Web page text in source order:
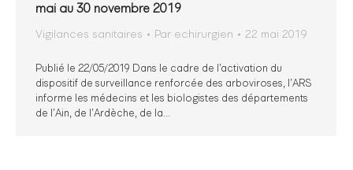
mai au 30 novembre 2019
Vigilances sanitaires Par echirurgien 22 mai 2019
Publié le 22/05/2019 Dans le cadre de l’activation du
dispositif de surveillance renforcée des arboviroses, l’ARS
informe les médecins et les biologistes des départements
de l’Ain, de l’Ardèche, de la…